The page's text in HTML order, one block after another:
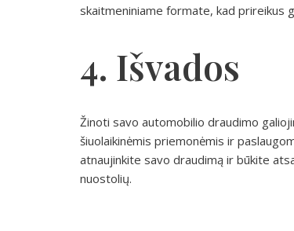
skaitmeniniame formate, kad prireikus
4. Išvados
Žinoti savo automobilio draudimo
šiuolaikinėmis priemonėmis ir
atnaujinkite savo draudimą ir būkite
nuostolių.